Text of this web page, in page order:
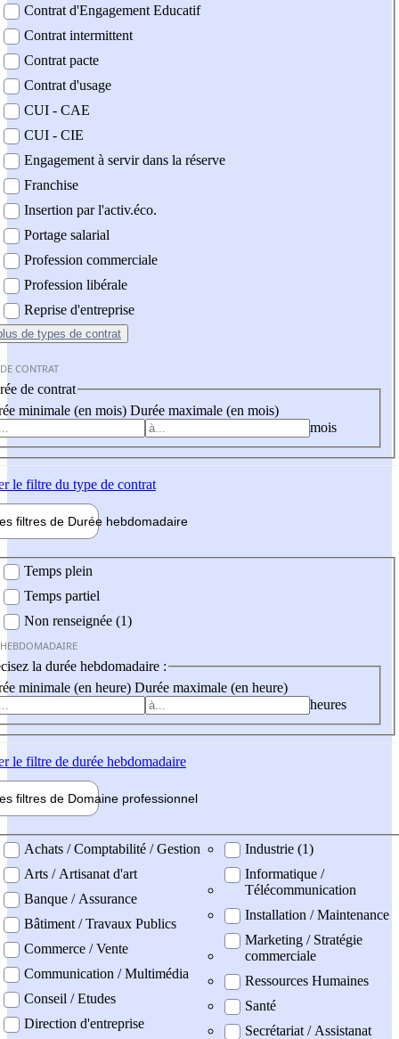
Contrat d'Engagement Educatif
Contrat intermittent
Contrat pacte
Contrat d'usage
CUI - CAE
CUI - CIE
Engagement à servir dans la réserve
Franchise
Insertion par l'activ.éco.
Portage salarial
Profession commerciale
Profession libérale
Reprise d'entreprise
de types de contrat
CONTRAT
de contrat
minimale (en mois) Durée maximale (en mois)
mois
le filtre du type de contrat
filtres de Durée hebdomadaire
Temps plein
Temps partiel
Non renseignée (1)
la durée hebdomadaire :
minimale (en heure) Durée maximale (en heure)
heures
le filtre de durée hebdomadaire
filtres de Domaine professionnel
professionel
Achats / Comptabilité / Gestion
Arts / Artisanat d'art
Banque / Assurance
Bâtiment / Travaux Publics
Commerce / Vente
Communication / Multimédia
Conseil / Etudes
Direction d'entreprise
Industrie (1)
Informatique /
Télécommunication
Installation / Maintenance
Marketing / Stratégie
commerciale
Ressources Humaines
Santé
Secrétariat / Assistanat